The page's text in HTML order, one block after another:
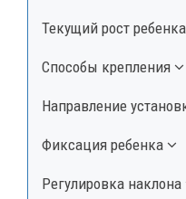
Текущий рост ребенка
Способы крепления
Направление
Фиксация ребенка
Регулировка наклона